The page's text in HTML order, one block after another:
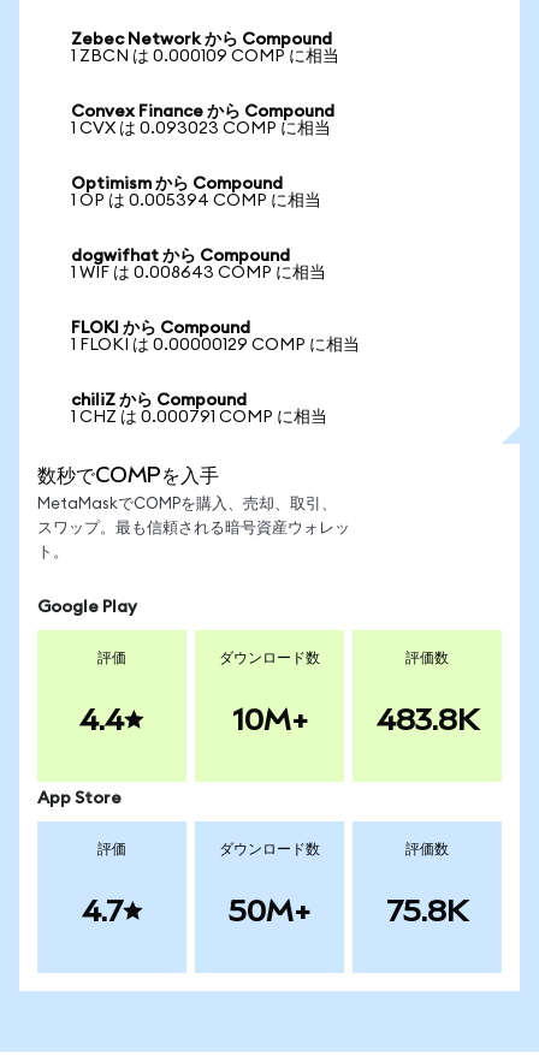
Zebec Network から Compound
1 ZBCN は 0.000109 COMP に相当
Convex Finance から Compound
1 CVX は 0.093023 COMP に相当
Optimism から Compound
1 OP は 0.005394 COMP に相当
dogwifhat から Compound
1 WIF は 0.008643 COMP に相当
FLOKI から Compound
1 FLOKI は 0.00000129 COMP に相当
chiliZ から Compound
1 CHZ は 0.000791 COMP に相当
数秒でCOMPを入手
MetaMaskでCOMPを購入、売却、取引、
スワップ。最も信頼される暗号資産ウォレッ
ト。
Google Play
評価
4.4
ダウンロード数
10M+
評価数
483.8K
App Store
評価
4.7
ダウンロード数
50M+
評価数
75.8K